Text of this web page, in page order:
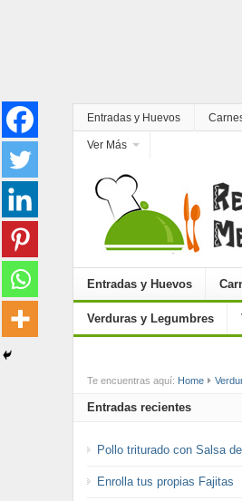
Entradas y Huevos
Ver Más
Entradas y Huevos
Verduras y Legumbres
Te encuentras aquí: Home
Entradas recientes
Pollo triturado con Salsa
Enrolla tus propias Fajitas